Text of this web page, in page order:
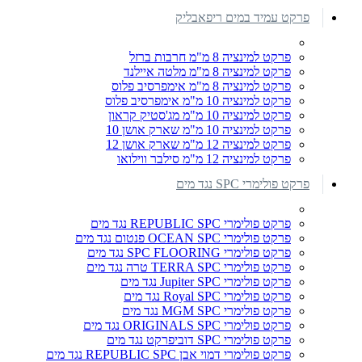
פרקט עמיד במים ריפאבליק
פרקט למינציה 8 מ"מ חרבות ברזל
פרקט למינציה 8 מ"מ מלטה איילנד
פרקט למינציה 8 מ"מ אימפרסיב פלוס
פרקט למינציה 10 מ"מ אימפרסיב פלוס
פרקט למינציה 10 מ"מ מג'סטיק קראון
פרקט למינציה 10 מ"מ שארק אושן 10
פרקט למינציה 12 מ"מ שארק אושן 12
פרקט למינציה 12 מ"מ סילבר ווילואו
פרקט פולימרי SPC נגד מים
פרקט פולימרי REPUBLIC SPC נגד מים
פרקט פולימרי OCEAN SPC פנטום נגד מים
פרקט פולימרי SPC FLOORING נגד מים
פרקט פולימרי TERRA SPC טרה נגד מים
פרקט פולימרי Jupiter SPC נגד מים
פרקט פולימרי Royal SPC נגד מים
פרקט פולימרי MGM SPC נגד מים
פרקט פולימרי ORIGINALS SPC נגד מים
פרקט פולימרי SPC דוביפרקט נגד מים
פרקט פולימרי דמוי אבן REPUBLIC SPC נגד מים